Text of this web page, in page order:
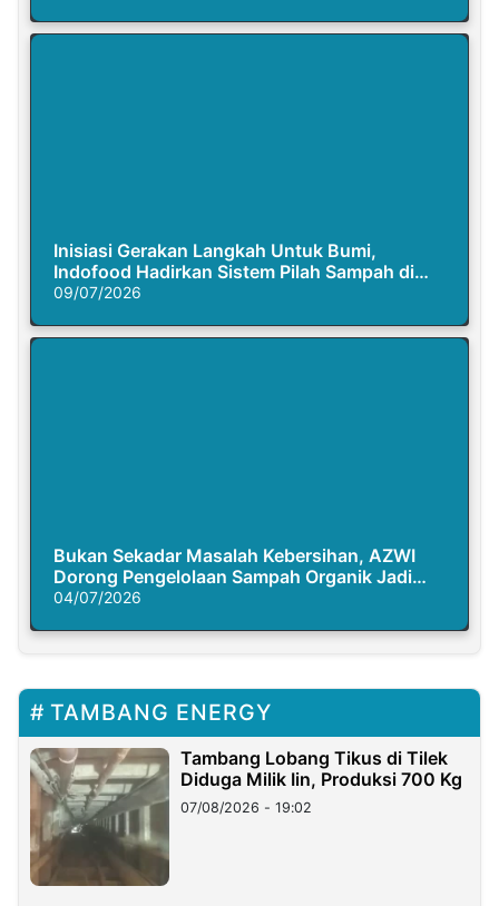
Inisiasi Gerakan Langkah Untuk Bumi,
Indofood Hadirkan Sistem Pilah Sampah di
Semasa Piknik
09/07/2026
Bukan Sekadar Masalah Kebersihan, AZWI
Dorong Pengelolaan Sampah Organik Jadi
Solusi Krisis Iklim
04/07/2026
TAMBANG ENERGY
Tambang Lobang Tikus di Tilek
Diduga Milik Iin, Produksi 700 Kg
07/08/2026 - 19:02